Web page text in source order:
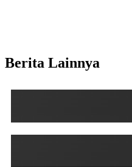
Berita Lainnya